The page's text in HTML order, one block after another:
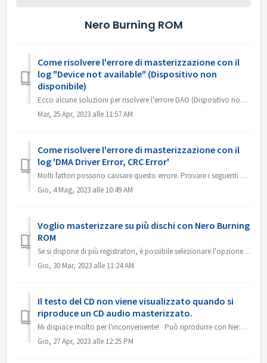
Nero Burning ROM
Come risolvere l'errore di masterizzazione con il
log "Device not available" (Dispositivo non
disponibile)
Ecco alcune soluzioni per risolvere l'errore DAO (Dispositivo non disponibile). Aggiornare o ripristinare il firmware del driver Questo problema si v...
Mar, 25 Apr, 2023 alle 11:57 AM
Come risolvere l'errore di masterizzazione con il
log 'DMA Driver Error, CRC Error'
Molti fattori possono causare questo errore. Provare i seguenti metodi: 1. Scambiare i cavi dati sul masterizzatore; 2. Se si utilizza un'unità di regis...
Gio, 4 Mag, 2023 alle 10:49 AM
Voglio masterizzare su più dischi con Nero Burning
ROM
Se si dispone di più registratori, è possibile selezionare l'opzione 'Usa più registratori' nella scheda Masterizzazione prima di masterizzare. ...
Gio, 30 Mar, 2023 alle 11:24 AM
Il testo del CD non viene visualizzato quando si
riproduce un CD audio masterizzato.
Mi dispiace molto per l'inconveniente! Può riprodurre con Nero MediaHome e controllare i metadati? I lettori devono supportare la lettura del testo de...
Gio, 27 Apr, 2023 alle 12:25 PM